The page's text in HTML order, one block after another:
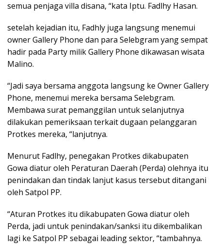
semua penjaga villa disana, “kata Iptu. Fadlhy Hasan.
setelah kejadian itu, Fadhly juga langsung menemui
owner Gallery Phone dan para Selebgram yang sempat
hadir pada Party milik Gallery Phone dikawasan wisata
Malino.
“Jadi saya bersama anggota langsung ke Owner Gallery
Phone, menemui mereka bersama Selebgram.
Membawa surat pemanggilan untuk selanjutnya
dilakukan pemeriksaan terkait dugaan pelanggaran
Protkes mereka, “lanjutnya.
Menurut Fadlhy, penegakan Protkes dikabupaten
Gowa diatur oleh Peraturan Daerah (Perda) olehnya itu
penindakan dan tindak lanjut kasus tersebut ditangani
oleh Satpol PP.
“Aturan Protkes itu dikabupaten Gowa diatur oleh
Perda, jadi untuk penindakan/sanksi itu dikembalikan
lagi ke Satpol PP sebagai leading sektor, “tambahnya.